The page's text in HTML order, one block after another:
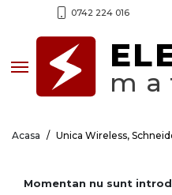
0742 224 016
Toggle navigation
Acasa Unica Wireless,
Momentan nu sunt